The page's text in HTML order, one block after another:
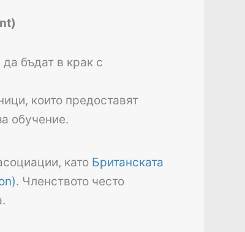
бъдат в крак с
които предоставят
обучение.
като Британската
. Членството често